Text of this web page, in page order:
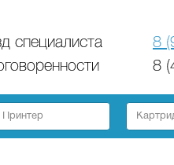
специалиста
8
8